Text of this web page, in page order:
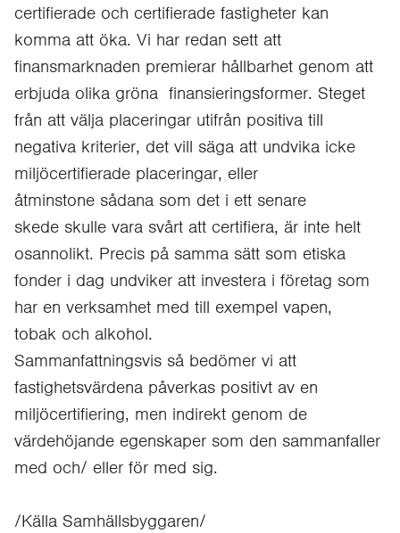
certifierade och certifierade fastigheter kan
komma att öka. Vi har redan sett att
finansmarknaden premierar hållbarhet genom att
erbjuda olika gröna finansieringsformer. Steget
från att välja placeringar utifrån positiva till
negativa kriterier, det vill säga att undvika icke
miljöcertifierade placeringar, eller
åtminstone sådana som det i ett senare
skede skulle vara svårt att certifiera, är inte helt
osannolikt. Precis på samma sätt som etiska
fonder i dag undviker att investera i företag som
har en verksamhet med till exempel vapen,
tobak och alkohol.
Sammanfattningsvis så bedömer vi att
fastighetsvärdena påverkas positivt av en
miljöcertifiering, men indirekt genom de
värdehöjande egenskaper som den sammanfaller
med och/ eller för med sig.
/Källa Samhällsbyggaren/